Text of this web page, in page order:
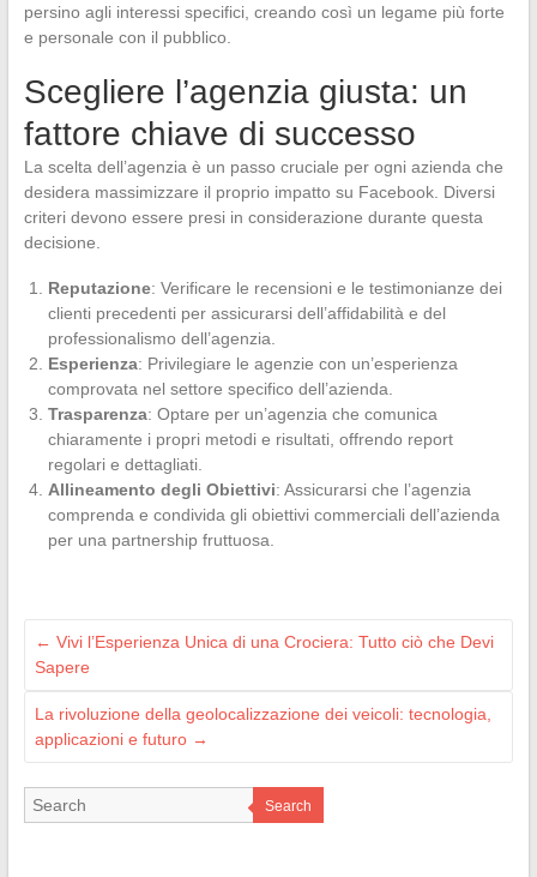
persino agli interessi specifici, creando così un legame più forte
e personale con il pubblico.
Scegliere l’agenzia giusta: un
fattore chiave di successo
La scelta dell’agenzia è un passo cruciale per ogni azienda che
desidera massimizzare il proprio impatto su Facebook. Diversi
criteri devono essere presi in considerazione durante questa
decisione.
Reputazione: Verificare le recensioni e le testimonianze dei
clienti precedenti per assicurarsi dell’affidabilità e del
professionalismo dell’agenzia.
Esperienza: Privilegiare le agenzie con un’esperienza
comprovata nel settore specifico dell’azienda.
Trasparenza: Optare per un’agenzia che comunica
chiaramente i propri metodi e risultati, offrendo report
regolari e dettagliati.
Allineamento degli Obiettivi: Assicurarsi che l’agenzia
comprenda e condivida gli obiettivi commerciali dell’azienda
per una partnership fruttuosa.
← Vivi l’Esperienza Unica di una Crociera: Tutto ciò che Devi
Sapere
La rivoluzione della geolocalizzazione dei veicoli: tecnologia,
applicazioni e futuro →
Search